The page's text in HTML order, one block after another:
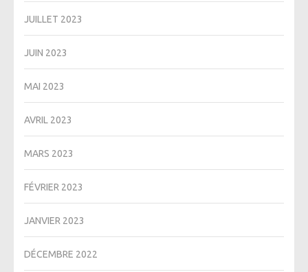
JUILLET 2023
JUIN 2023
MAI 2023
AVRIL 2023
MARS 2023
FÉVRIER 2023
JANVIER 2023
DÉCEMBRE 2022